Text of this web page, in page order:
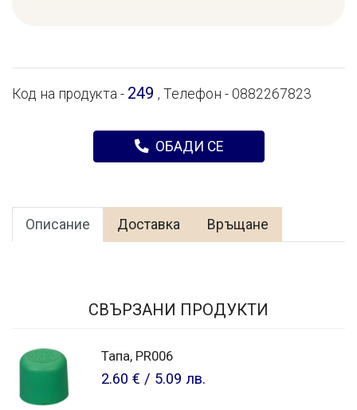
Код на продукта - 249 , Телефон - 0882267823
ОБАДИ СЕ
Описание Доставка Връщане
СВЪРЗАНИ ПРОДУКТИ
Тапа, PR006
2.60 € / 5.09 лв.